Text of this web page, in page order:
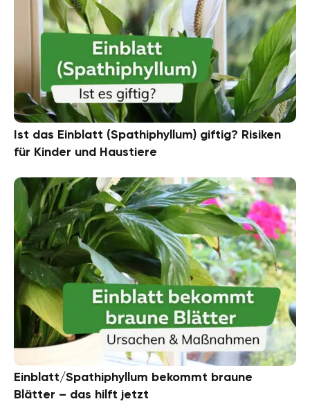
Ist das Einblatt (Spathiphyllum) giftig? Risiken
für Kinder und Haustiere
Einblatt/Spathiphyllum bekommt braune
Blätter – das hilft jetzt